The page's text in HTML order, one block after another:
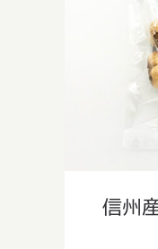
信州
信州